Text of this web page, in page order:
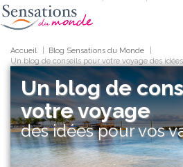
Accueil
Blog Sensations du Monde
Un blog de conseils pour votre voyage des
Un blog de
votre voyage
des idées pour vos